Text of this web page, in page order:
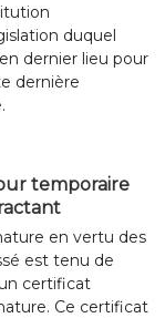
duquel
dernier lieu pour
dernière
temporaire
en vertu des
est tenu de
certificat
Ce certificat